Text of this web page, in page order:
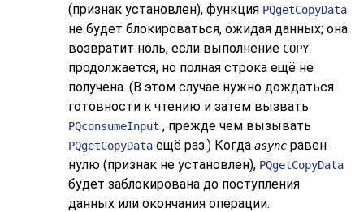
(признак установлен), функция PQgetCopyData
не будет блокироваться, ожидая данных; она
возвратит ноль, если выполнение COPY
продолжается, но полная строка ещё не
получена. (В этом случае нужно дождаться
готовности к чтению и затем вызвать
PQconsumeInput , прежде чем вызывать
PQgetCopyData ещё раз.) Когда async равен
нулю (признак не установлен), PQgetCopyData
будет заблокирована до поступления
данных или окончания операции.